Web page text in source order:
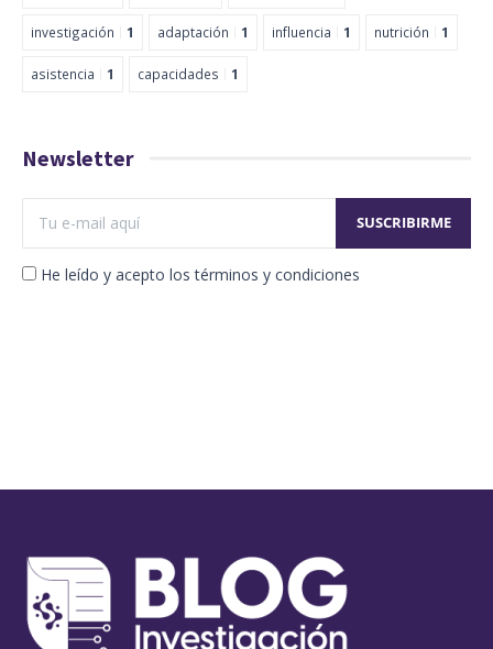
investigación 1 adaptación 1 influencia 1 nutrición 1
asistencia 1 capacidades 1
Newsletter
He leído y acepto los términos y condiciones